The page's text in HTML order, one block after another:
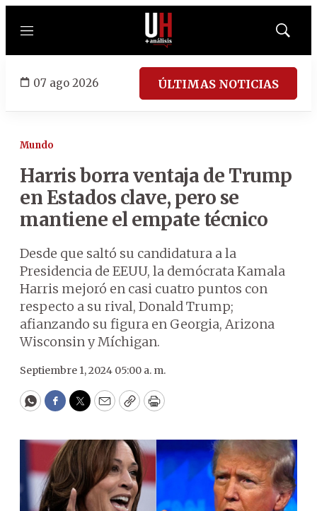
Menú
Mostrar
07 ago 2026 ÚLTIMAS NOTICIAS
Mundo
Harris borra ventaja de Trump
en Estados clave, pero se
mantiene el empate técnico
Desde que saltó su candidatura a la
Presidencia de EEUU, la demócrata Kamala
Harris mejoró en casi cuatro puntos con
respecto a su rival, Donald Trump;
afianzando su figura en Georgia, Arizona
Wisconsin y Míchigan.
Septiembre 1, 2024 05:00 a. m.
WhatsApp
Facebook
Twitter
EmailCopyPrint